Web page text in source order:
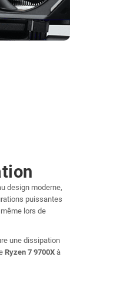
design moderne,
puissantes
lors de
une dissipation
Ryzen 7 9700X à